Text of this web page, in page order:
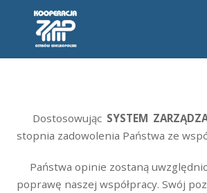
Dostosowując SYSTEM
stopnia zadowolenia Państwa ze
Państwa opinie zostaną
poprawę naszej współpracy. Swój